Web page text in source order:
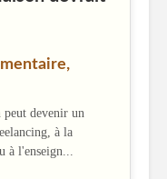
peut devenir un
à la
à l'enseign...